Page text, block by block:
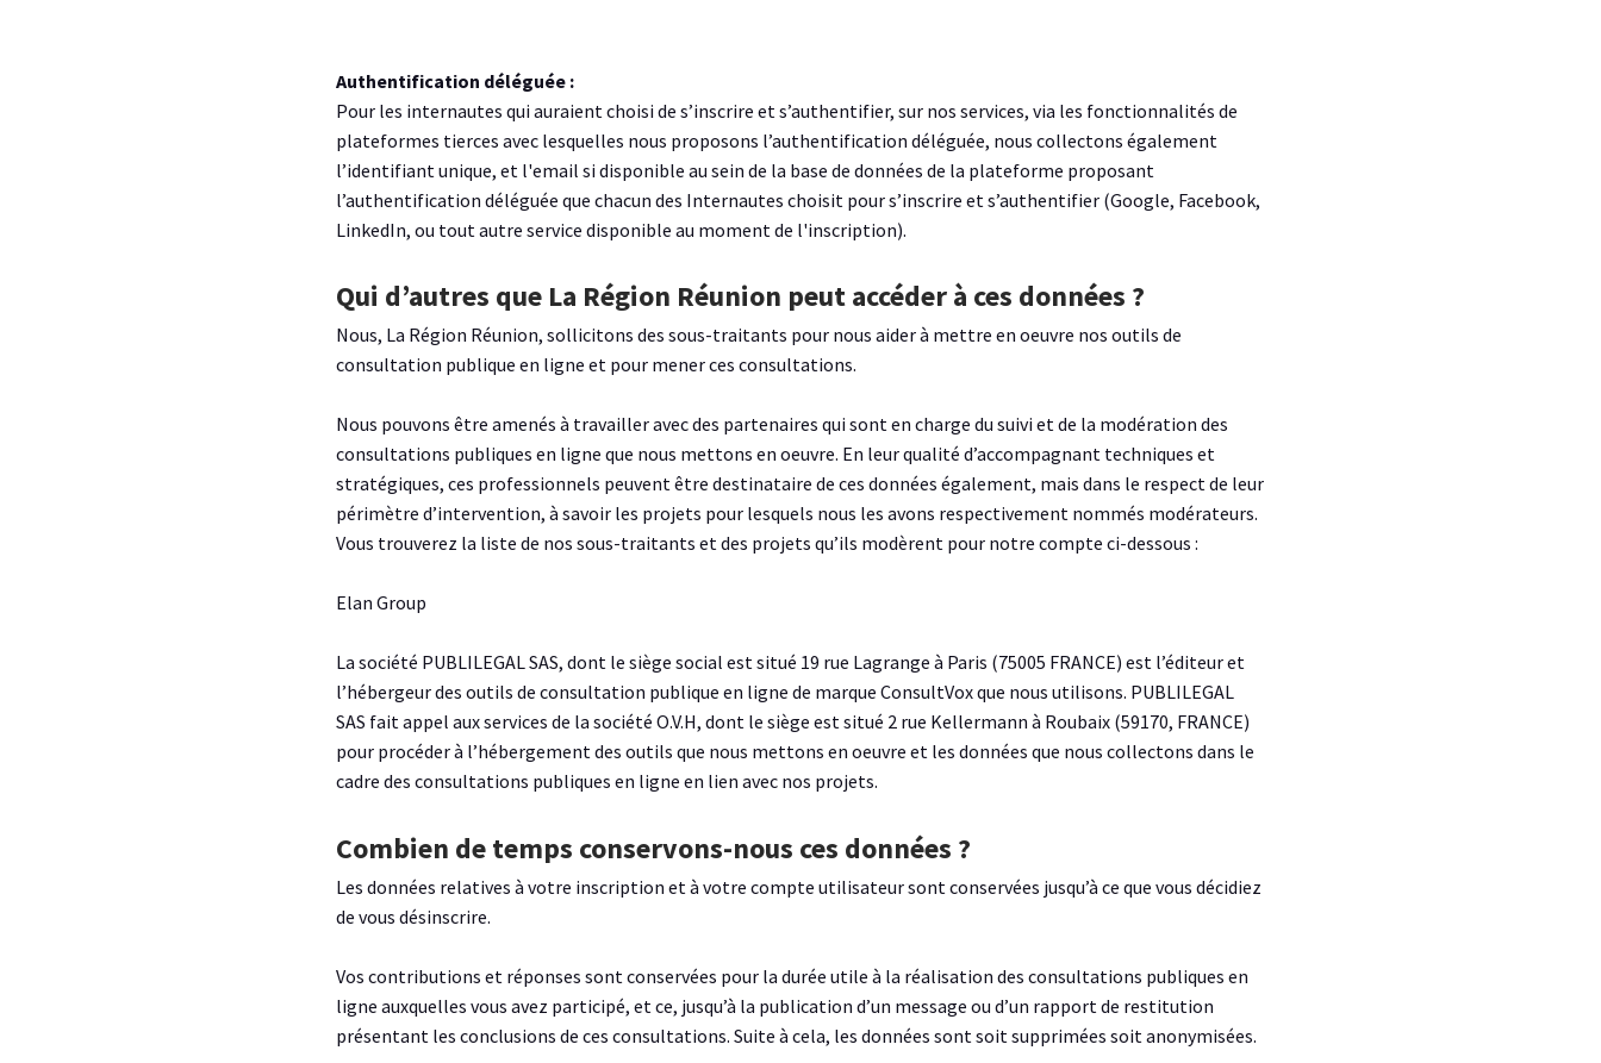
Authentification déléguée :
Pour les internautes qui auraient choisi de s’inscrire et s’authentifier, sur nos services, via les fonctionnalités de
plateformes tierces avec lesquelles nous proposons l’authentification déléguée, nous collectons également
l’identifiant unique, et l'email si disponible au sein de la base de données de la plateforme proposant
l’authentification déléguée que chacun des Internautes choisit pour s’inscrire et s’authentifier (Google, Facebook,
LinkedIn, ou tout autre service disponible au moment de l'inscription).
Qui d’autres que La Région Réunion peut accéder à ces données ?
Nous, La Région Réunion, sollicitons des sous-traitants pour nous aider à mettre en oeuvre nos outils de
consultation publique en ligne et pour mener ces consultations.
Nous pouvons être amenés à travailler avec des partenaires qui sont en charge du suivi et de la modération des
consultations publiques en ligne que nous mettons en oeuvre. En leur qualité d’accompagnant techniques et
stratégiques, ces professionnels peuvent être destinataire de ces données également, mais dans le respect de leur
périmètre d’intervention, à savoir les projets pour lesquels nous les avons respectivement nommés modérateurs.
Vous trouverez la liste de nos sous-traitants et des projets qu’ils modèrent pour notre compte ci-dessous :
Elan Group
La société PUBLILEGAL SAS, dont le siège social est situé 19 rue Lagrange à Paris (75005 FRANCE) est l’éditeur et
l’hébergeur des outils de consultation publique en ligne de marque ConsultVox que nous utilisons. PUBLILEGAL
SAS fait appel aux services de la société O.V.H, dont le siège est situé 2 rue Kellermann à Roubaix (59170, FRANCE)
pour procéder à l’hébergement des outils que nous mettons en oeuvre et les données que nous collectons dans le
cadre des consultations publiques en ligne en lien avec nos projets.
Combien de temps conservons-nous ces données ?
Les données relatives à votre inscription et à votre compte utilisateur sont conservées jusqu’à ce que vous décidiez
de vous désinscrire.
Vos contributions et réponses sont conservées pour la durée utile à la réalisation des consultations publiques en
ligne auxquelles vous avez participé, et ce, jusqu’à la publication d’un message ou d’un rapport de restitution
présentant les conclusions de ces consultations. Suite à cela, les données sont soit supprimées soit anonymisées.